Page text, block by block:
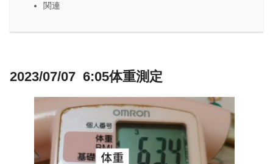
関連
2023/07/07 6:05体重測定